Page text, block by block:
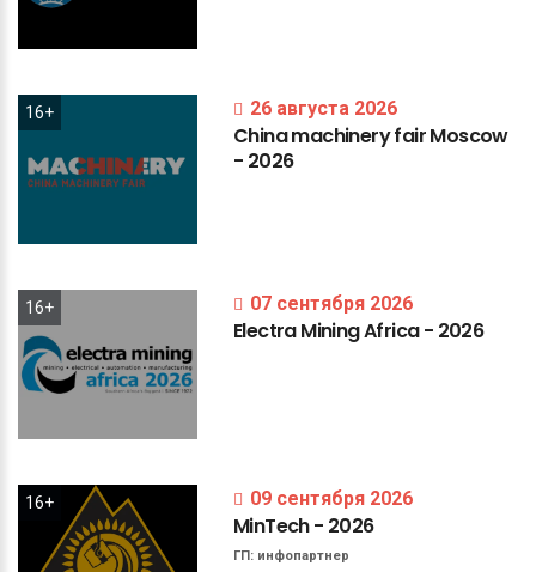
16+ 26 августа 2026
ChinamachineryfairMoscow
- 2026
16+ 07 сентября 2026
ElectraMiningAfrica- 2026
16+ 09 сентября 2026
MinTech- 2026
ГП: инфопартнер